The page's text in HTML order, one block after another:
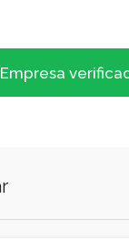
Empresa